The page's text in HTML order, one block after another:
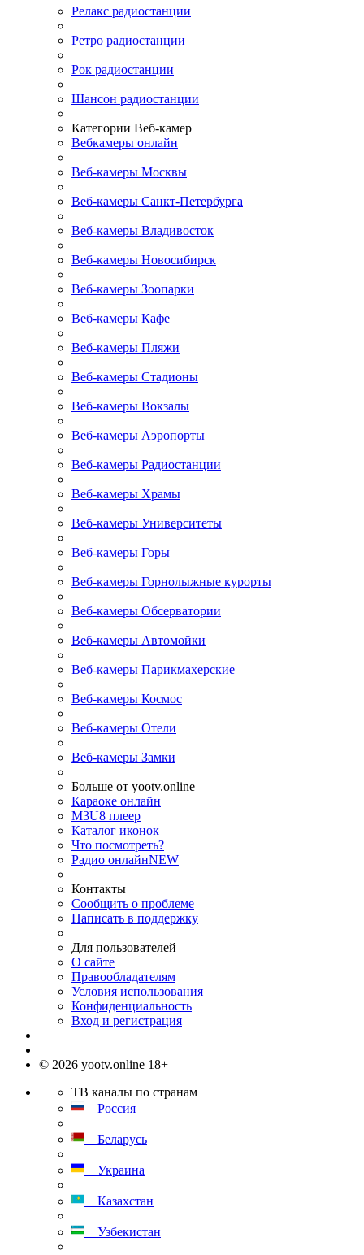
Релакс радиостанции
Ретро радиостанции
Рок радиостанции
Шансон радиостанции
Категории Веб-камер
Вебкамеры онлайн
Веб-камеры Москвы
Веб-камеры Санкт-Петербурга
Веб-камеры Владивосток
Веб-камеры Новосибирск
Веб-камеры Зоопарки
Веб-камеры Кафе
Веб-камеры Пляжи
Веб-камеры Стадионы
Веб-камеры Вокзалы
Веб-камеры Аэропорты
Веб-камеры Радиостанции
Веб-камеры Храмы
Веб-камеры Университеты
Веб-камеры Горы
Веб-камеры Горнолыжные курорты
Веб-камеры Обсерватории
Веб-камеры Автомойки
Веб-камеры Парикмахерские
Веб-камеры Космос
Веб-камеры Отели
Веб-камеры Замки
Больше от yootv.online
Караоке онлайн
M3U8 плеер
Каталог иконок
Что посмотреть?
Радио онлайнNEW
Контакты
Сообщить о проблеме
Написать в поддержку
Для пользователей
О сайте
Правообладателям
Условия использования
Конфиденциальность
Вход и регистрация
© 2026 yootv.online 18+
ТВ каналы по странам
Россия
Беларусь
Украина
Казахстан
Узбекистан